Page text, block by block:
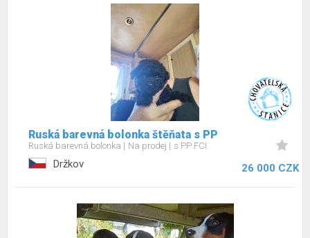
Ruská barevná bolonka štěňata s PP
Ruská barevná bolonka Na prodej s PP FCI
Držkov 26 000 CZK